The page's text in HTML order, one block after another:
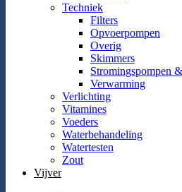
Techniek
Filters
Opvoerpompen
Overig
Skimmers
Stromingspompen
Verwarming
Verlichting
Vitamines
Voeders
Waterbehandeling
Watertesten
Zout
Vijver